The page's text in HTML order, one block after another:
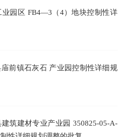
园区 FB4—3（4）地块控制性详
前镇石灰石 产业园控制性详细规
筑建材专业产业园 350825-05-A-